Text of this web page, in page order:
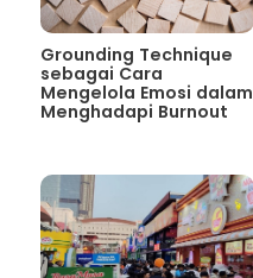
Grounding Technique
sebagai Cara
Mengelola Emosi dalam
Menghadapi Burnout